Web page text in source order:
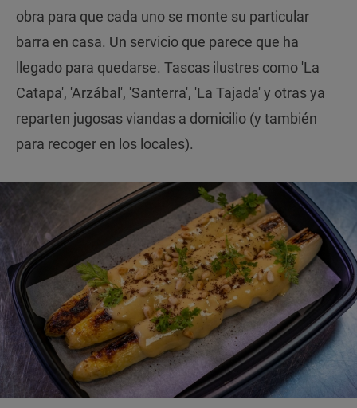
obra para que cada uno se monte su particular
barra en casa. Un servicio que parece que ha
llegado para quedarse. Tascas ilustres como 'La
Catapa', 'Arzábal', 'Santerra', 'La Tajada' y otras ya
reparten jugosas viandas a domicilio (y también
para recoger en los locales).